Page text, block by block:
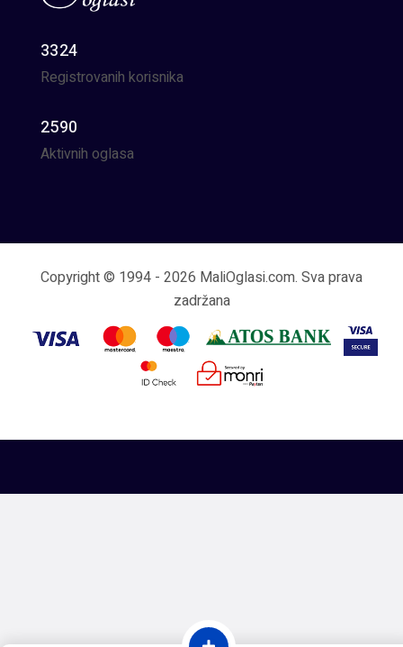
3324
Registrovanih korisnika
2590
Aktivnih oglasa
Copyright © 1994 - 2026 MaliOglasi.com. Sva prava
zadržana